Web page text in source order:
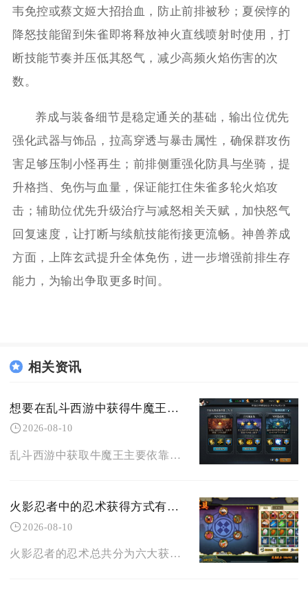
韦免控或蔡文姬大招抬血，防止前排被秒；夏侯惇的
降怒技能留到朱雀即将释放神火直线喷射时使用，打
断技能节奏并压低其怒气，减少高频火焰伤害的次
数。
养成与装备细节是稳定通关的基础，输出位优先
强化武器与饰品，拉高穿透与暴击属性，确保群攻伤
害足够压制小怪再生；前排侧重强化防具与坐骑，提
升格挡、免伤与血量，保证能扛住朱雀多轮火焰攻
击；辅助位优先升级治疗与减怒相关天赋，加快怒气
回复速度，让打断与续航技能衔接更流畅。神兽养成
方面，上阵玄武提升全体免伤，进一步增强前排生存
能力，为输出争取更多时间。
相关资讯
想要在乱斗西游中获得牛魔王怎么做呢
2026-08-10
乱斗西游中获取牛魔王主要依靠寻仙捉妖召唤、长期签到奖励，同时可通过通灵之魂兑换碎片合成，新
火影忍者中的忍术获得方式有哪些
2026-08-10
火影忍者的忍术总共分为六大获取渠道，分别是学院基础教育、血脉家族传承、师徒传授与卷轴研习、